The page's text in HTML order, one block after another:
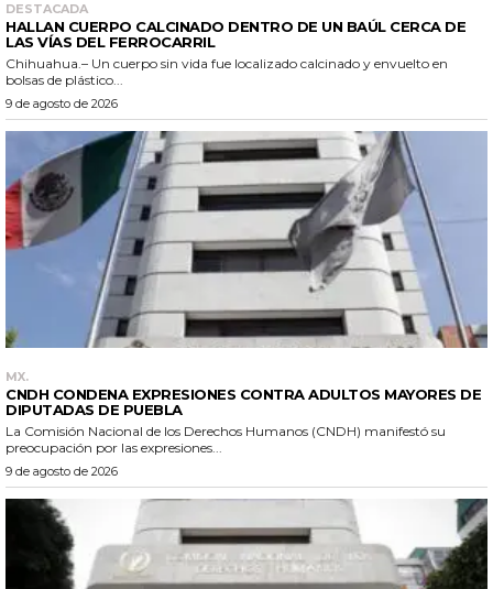
DESTACADA
HALLAN CUERPO CALCINADO DENTRO DE UN BAÚL CERCA DE
LAS VÍAS DEL FERROCARRIL
Chihuahua.– Un cuerpo sin vida fue localizado calcinado y envuelto en
bolsas de plástico...
9 de agosto de 2026
MX.
CNDH CONDENA EXPRESIONES CONTRA ADULTOS MAYORES DE
DIPUTADAS DE PUEBLA
La Comisión Nacional de los Derechos Humanos (CNDH) manifestó su
preocupación por las expresiones...
9 de agosto de 2026